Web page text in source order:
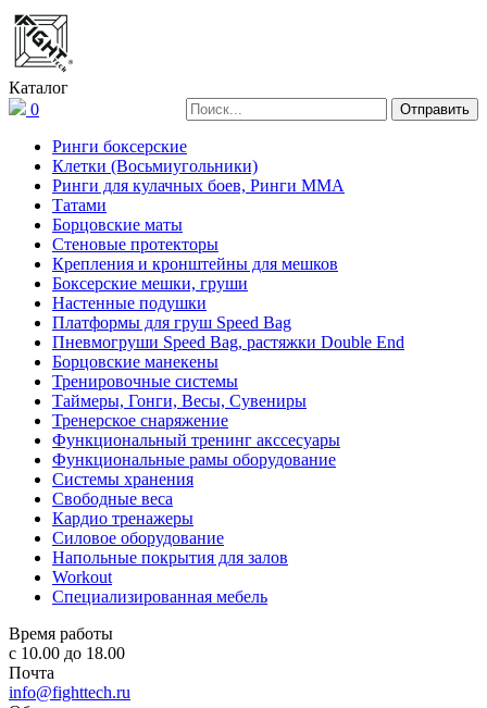
Каталог
0
Ринги боксерские
Клетки (Восьмиугольники)
Ринги для кулачных боев, Ринги ММА
Татами
Борцовские маты
Стеновые протекторы
Крепления и кронштейны для мешков
Боксерские мешки, груши
Настенные подушки
Платформы для груш Speed Bag
Пневмогруши Speed Bag, растяжки Double End
Борцовские манекены
Тренировочные системы
Таймеры, Гонги, Весы, Сувениры
Тренерское снаряжение
Функциональный тренинг акссесуары
Функциональные рамы оборудование
Системы хранения
Свободные веса
Кардио тренажеры
Силовое оборудование
Напольные покрытия для залов
Workout
Специализированная мебель
Время работы
с 10.00 до 18.00
Почта
info@fighttech.ru